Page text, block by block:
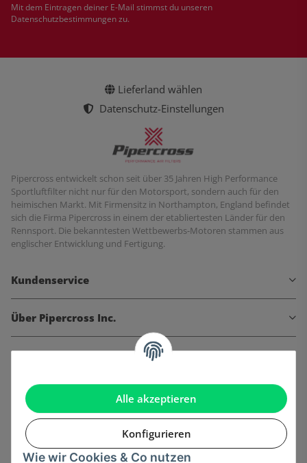
Alle akzeptieren
Konfigurieren
Wie wir Cookies & Co nutzen
Mit dem Eintragen deiner E-Mail stimmst du unseren
Datenschutzbestimmungenzu.
Lieferland wählen
Datenschutz-Einstellungen
Pipercross entwickelt schon seit über 35 Jahren High Performance
Sportluftfilter nicht nur für den Motorsport, sondern auch für den
heimischen Markt. Mit Firmensitz in Northampton, England befindet
sich die Firma Pipercross in einem der etabliertesten Länder für den
Rennsport. Die bekanntesten Wettbewerbs-Motoren stammen aus
englischer Entwicklung und Fertigung.
Kundenservice
Über Pipercross Inc.
Informationen
Gesetzliche Informationen